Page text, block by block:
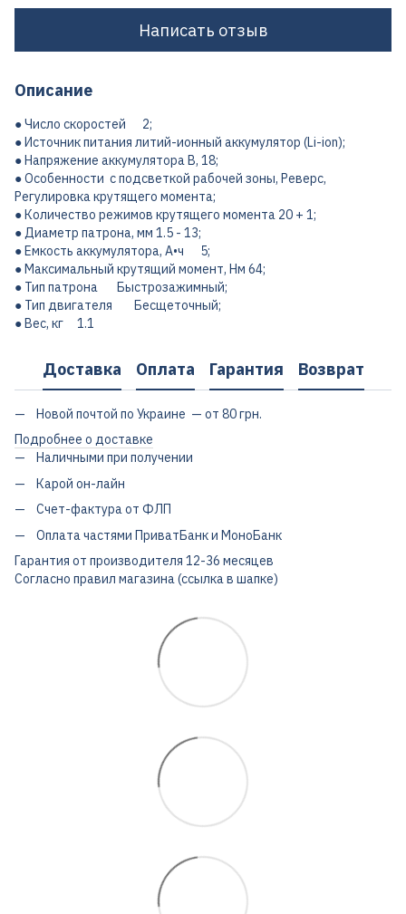
Написать отзыв
Описание
● Число скоростей 2;
● Источник питания литий-ионный аккумулятор (Li-ion);
● Напряжение аккумулятора В, 18;
● Особенности с подсветкой рабочей зоны, Реверс,
Регулировка крутящего момента;
● Количество режимов крутящего момента 20 + 1;
● Диаметр патрона, мм 1.5 - 13;
● Емкость аккумулятора, А•ч 5;
● Максимальный крутящий момент, Нм 64;
● Тип патрона Быстрозажимный;
● Тип двигателя Бесщеточный;
● Вес, кг 1.1
Доставка Оплата Гарантия Возврат
Новой почтой по Украине — от 80 грн.
Подробнее о доставке
Наличными при получении
Карой он-лайн
Счет-фактура от ФЛП
Оплата частями ПриватБанк и МоноБанк
Гарантия от производителя 12-36 месяцев
Согласно правил магазина (ссылка в шапке)